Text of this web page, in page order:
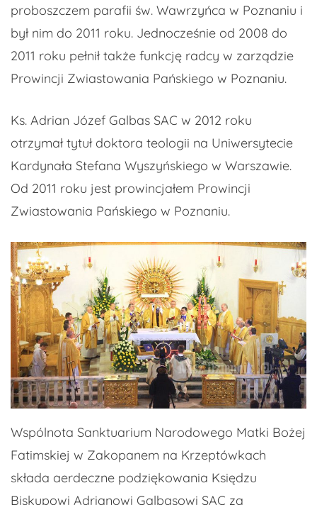
proboszczem parafii św. Wawrzyńca w Poznaniu i
był nim do 2011 roku. Jednocześnie od 2008 do
2011 roku pełnił także funkcję radcy w zarządzie
Prowincji Zwiastowania Pańskiego w Poznaniu.
Ks. Adrian Józef Galbas SAC w 2012 roku
otrzymał tytuł doktora teologii na Uniwersytecie
Kardynała Stefana Wyszyńskiego w Warszawie.
Od 2011 roku jest prowincjałem Prowincji
Zwiastowania Pańskiego w Poznaniu.
Wspólnota Sanktuarium Narodowego Matki Bożej
Fatimskiej w Zakopanem na Krzeptówkach
składa aerdeczne podziękowania Księdzu
Biskupowi Adrianowi Galbasowi SAC za